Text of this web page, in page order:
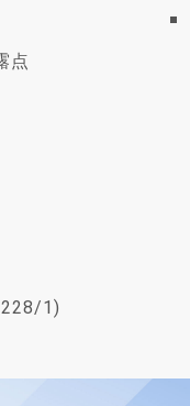
点
1)